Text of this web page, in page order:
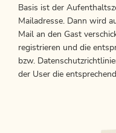
Basis ist der
Mailadresse. Dann wird
Mail an den Gast
registrieren und die
bzw.
der User die